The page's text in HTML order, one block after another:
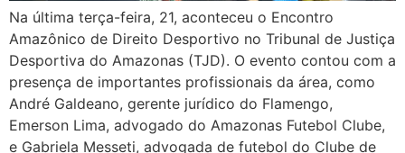
Na última terça-feira, 21, aconteceu o Encontro
Amazônico de Direito Desportivo no Tribunal de Justiça
Desportiva do Amazonas (TJD). O evento contou com a
presença de importantes profissionais da área, como
André Galdeano, gerente jurídico do Flamengo,
Emerson Lima, advogado do Amazonas Futebol Clube,
e Gabriela Messeti, advogada de futebol do Clube de